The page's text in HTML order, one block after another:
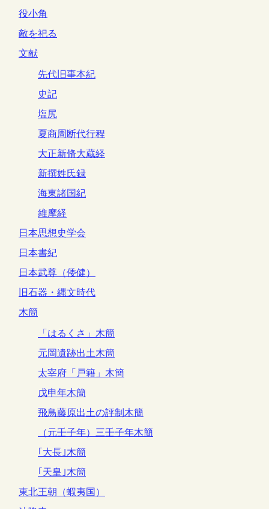
役小角
敵を祀る
文献
先代旧事本紀
史記
塩尻
夏商周断代行程
大正新脩大蔵経
新撰姓氏録
海東諸国紀
維摩経
日本思想史学会
日本書紀
日本武尊（倭健）
旧石器・縄文時代
木簡
「はるくさ」木簡
元岡遺跡出土木簡
太宰府「戸籍」木簡
戊申年木簡
飛鳥藤原出土の評制木簡
（元壬子年）三壬子年木簡
｢大長｣木簡
｢天皇｣木簡
東北王朝（蝦夷国）